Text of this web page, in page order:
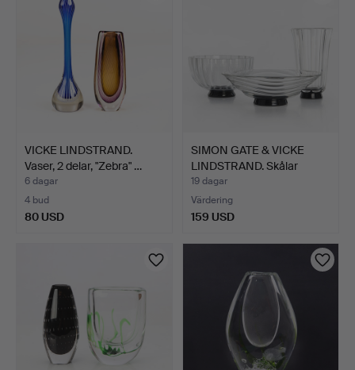
VICKE LINDSTRAND.
Vaser, 2 delar, "Zebra" …
6 dagar
4 bud
80 USD
SIMON GATE & VICKE
LINDSTRAND. Skålar
samt…
19 dagar
Värdering
159 USD